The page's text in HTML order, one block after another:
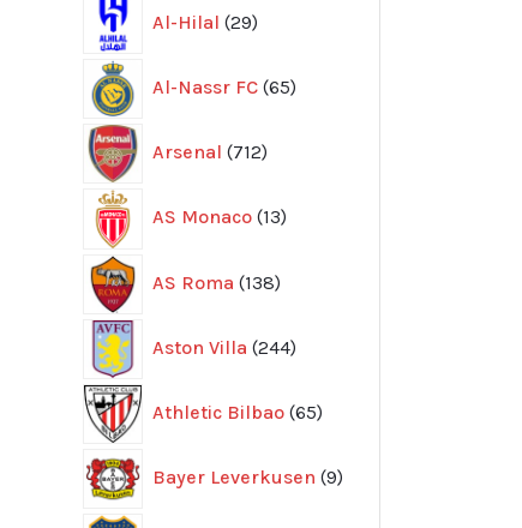
Al-Hilal 29
produkter
Al-Nassr FC 65
produkter
Arsenal 712
produkter
AS Monaco 13
produkter
AS Roma 138
produkter
Aston Villa 244
produkter
Athletic Bilbao 65
produkter
Bayer Leverkusen 9
produkter